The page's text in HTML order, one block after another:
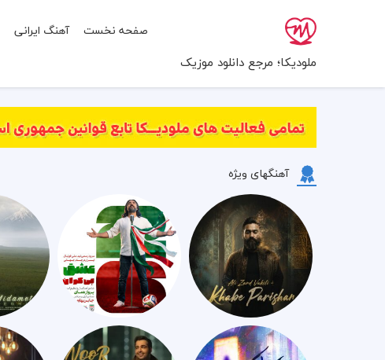
ملودیکا؛ مرجع دانلود موزیک
صفحه نخست آهنگ ایرانی
آهنگهای ویژه